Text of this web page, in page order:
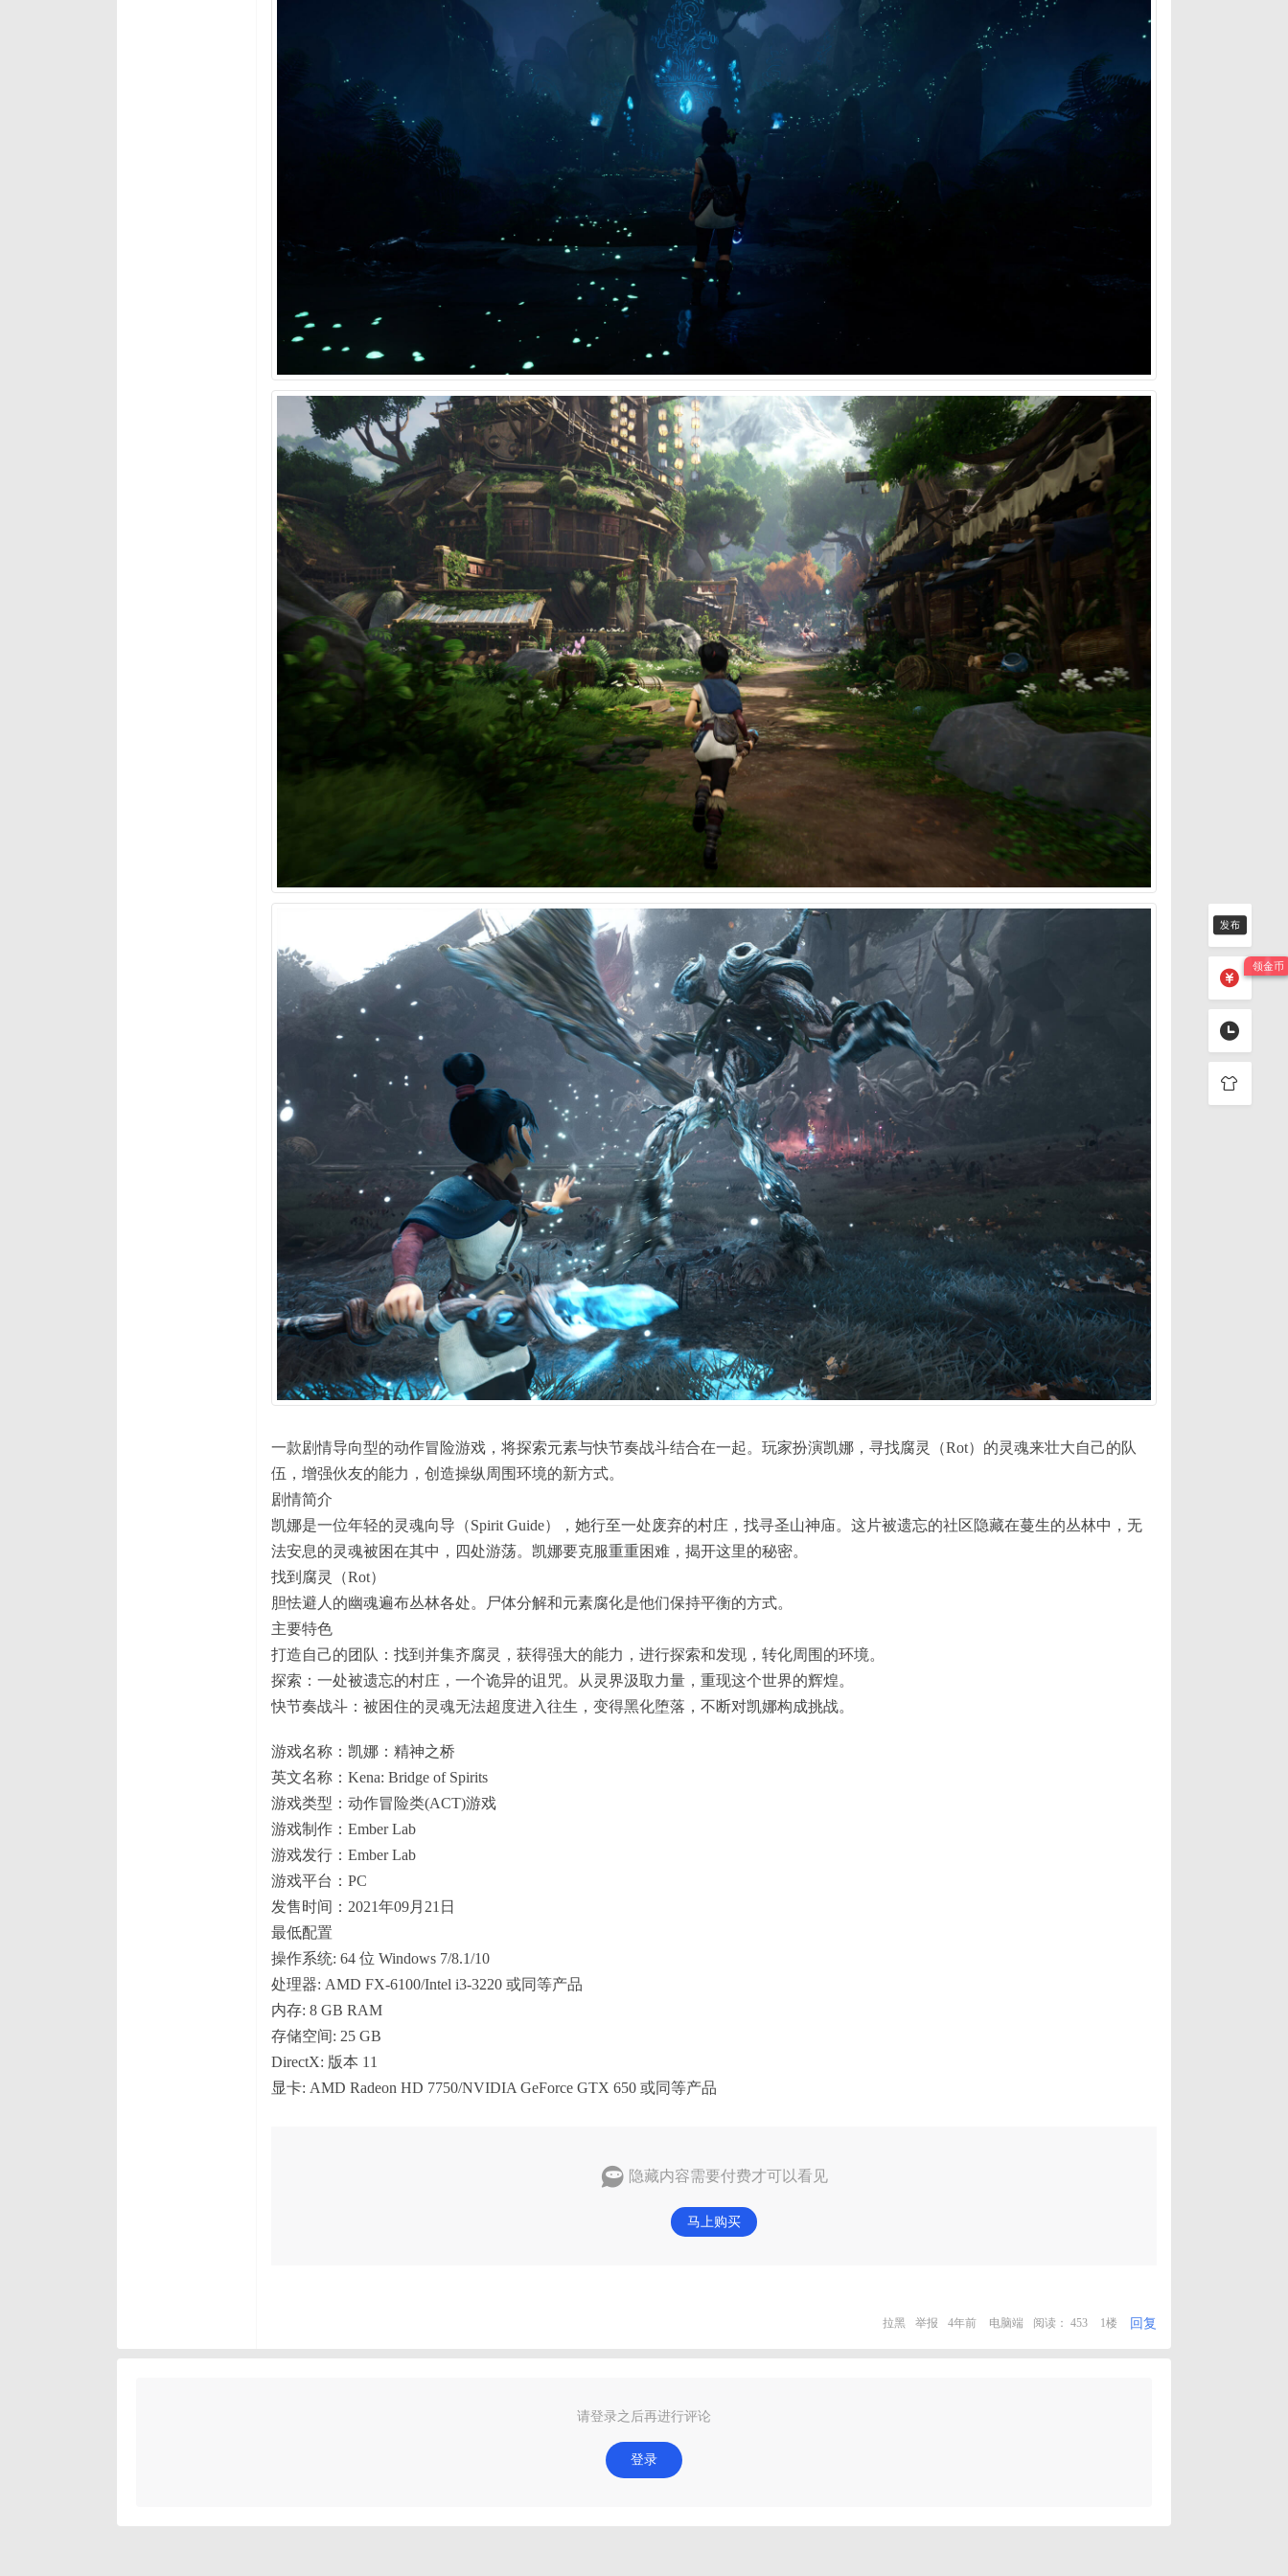
一款剧情导向型的动作冒险游戏，将探索元素与快节奏战斗结合在一起。玩家扮演凯娜，寻找腐灵（Rot）的灵魂来壮大自己的队
伍，增强伙友的能力，创造操纵周围环境的新方式。
剧情简介
凯娜是一位年轻的灵魂向导（Spirit Guide），她行至一处废弃的村庄，找寻圣山神庙。这片被遗忘的社区隐藏在蔓生的丛林中，无
法安息的灵魂被困在其中，四处游荡。凯娜要克服重重困难，揭开这里的秘密。
找到腐灵（Rot）
胆怯避人的幽魂遍布丛林各处。尸体分解和元素腐化是他们保持平衡的方式。
主要特色
打造自己的团队：找到并集齐腐灵，获得强大的能力，进行探索和发现，转化周围的环境。
探索：一处被遗忘的村庄，一个诡异的诅咒。从灵界汲取力量，重现这个世界的辉煌。
快节奏战斗：被困住的灵魂无法超度进入往生，变得黑化堕落，不断对凯娜构成挑战。
游戏名称：凯娜：精神之桥
英文名称：Kena: Bridge of Spirits
游戏类型：动作冒险类(ACT)游戏
游戏制作：Ember Lab
游戏发行：Ember Lab
游戏平台：PC
发售时间：2021年09月21日
最低配置
操作系统: 64 位 Windows 7/8.1/10
处理器: AMD FX-6100/Intel i3-3220 或同等产品
内存: 8 GB RAM
存储空间: 25 GB
DirectX: 版本 11
显卡: AMD Radeon HD 7750/NVIDIA GeForce GTX 650 或同等产品
隐藏内容需要付费才可以看见
马上购买
拉黑 举报 4年前 电脑端 阅读： 453 1楼 回复
请登录之后再进行评论
登录